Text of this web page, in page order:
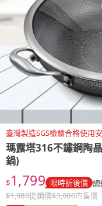
臺灣製造SGS檢驗合格使用
瑪露塔316不鏽鋼陶
鍋)
$1,799 限時折後價
$1,980促銷價$3,000市售價